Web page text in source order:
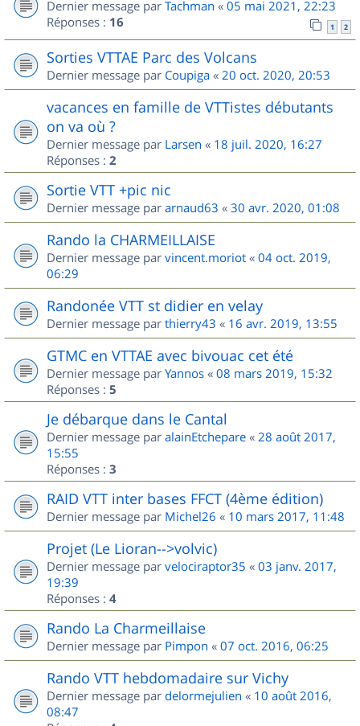
Dernier message par Tachman « 05 mai 2021, 22:23
Réponses : 16 1 2
Sorties VTTAE Parc des Volcans
Dernier message par Coupiga « 20 oct. 2020, 20:53
vacances en famille de VTTistes débutants
on va où ?
Dernier message par Larsen « 18 juil. 2020, 16:27
Réponses : 2
Sortie VTT +pic nic
Dernier message par arnaud63 « 30 avr. 2020, 01:08
Rando la CHARMEILLAISE
Dernier message par vincent.moriot « 04 oct. 2019,
06:29
Randonée VTT st didier en velay
Dernier message par thierry43 « 16 avr. 2019, 13:55
GTMC en VTTAE avec bivouac cet été
Dernier message par Yannos « 08 mars 2019, 15:32
Réponses : 5
Je débarque dans le Cantal
Dernier message par alainEtchepare « 28 août 2017,
15:55
Réponses : 3
RAID VTT inter bases FFCT (4ème édition)
Dernier message par Michel26 « 10 mars 2017, 11:48
Projet (Le Lioran-->volvic)
Dernier message par velociraptor35 « 03 janv. 2017,
19:39
Réponses : 4
Rando La Charmeillaise
Dernier message par Pimpon « 07 oct. 2016, 06:25
Rando VTT hebdomadaire sur Vichy
Dernier message par delormejulien « 10 août 2016,
08:47